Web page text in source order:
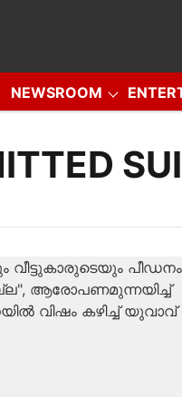
NEWSROOM